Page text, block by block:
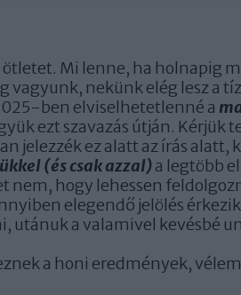
ötletet. Mi lenne, ha holnapig
vagyunk, nekünk elég lesz a
ben elviselhetetlenné a
ezt szavazás útján. Kérjük
jelezzék ez alatt az írás alatt,
(és csak azzal)a legtöbb
nem, hogy lehessen
elegendő jelölés
utánuk a valamivel kevésbé
a honi eredmények,